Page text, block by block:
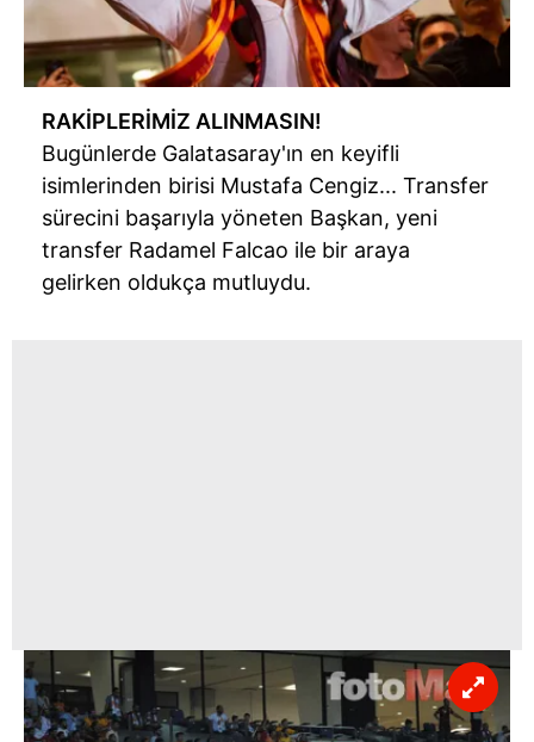
RAKİPLERİMİZ ALINMASIN!
Bugünlerde Galatasaray'ın en keyifli
isimlerinden birisi Mustafa Cengiz... Transfer
sürecini başarıyla yöneten Başkan, yeni
transfer Radamel Falcao ile bir araya
gelirken oldukça mutluydu.